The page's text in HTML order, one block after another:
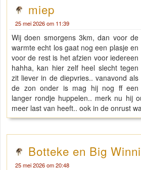
miep
25 mei 2026 om 11:39
Wij doen smorgens 3km, dan voor de
warmte echt los gaat nog een plasje en
voor de rest is het afzien voor iedereen
hahha, kan hier zelf heel slecht tegen
zit liever in de diepvries.. vanavond als
de zon onder is mag hij nog ff een
langer rondje huppelen.. merk nu hij
meer last van heeft.. ook in de onrust
Botteke en Big
25 mei 2026 om 20:48